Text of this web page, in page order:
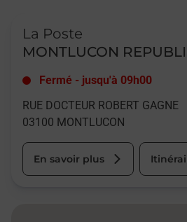
La Poste
MONTLUCON
Fermé - jusqu'à 09h00
RUE DOCTEUR ROBERT GAGNE
03100 MONTLUCON
En savoir plus